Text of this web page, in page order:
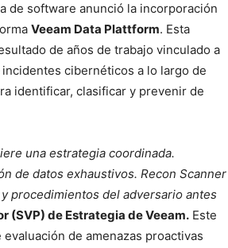
de software anunció la incorporación
Veeam Data Plattform. Esta
de años de trabajo vinculado a
cibernéticos a lo largo de
identificar, clasificar y prevenir de
una estrategia coordinada.
de datos exhaustivos. Recon Scanner
procedimientos del adversario antes
(SVP) de Estrategia de Veeam. Este
de amenazas proactivas